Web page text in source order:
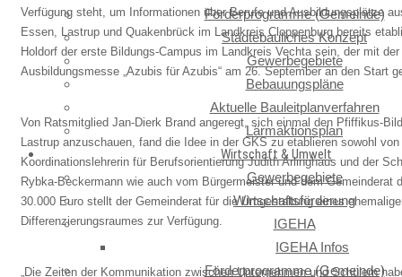
Förderprogramme (Gemeinde)
Städtebauliches Konzept
Gewerbegebiete
Bebauungspläne
Aktuelle Bauleitplanverfahren
Lärmaktionsplan
Wirtschaft & Umwelt
Gewerbegebiete
Wirtschaftsförderung
IGEHA
IGEHA Infos
Förderprogramme (Gemeinde)
Verfügung steht, um Informationen über Berufe und Ausbildungsplätze
Essen, Lastrup und Quakenbrück im Landkreis Cloppenburg bereits
Holdorf der erste Bildungs-Campus im Landkreis Vechta sein, der mit
Ausbildungsmesse „Azubis für Azubis“ am 26. September an den Start
Von Ratsmitglied Jan-Dierk Brand angeregt, sich einmal den Pfiffikus-
Lastrup anzuschauen, fand die Idee in der GKS zu etablieren sowohl von
Koordinationslehrerin für Berufsorientierung Judith Arlinghaus und der
Rybka-Beckermann wie auch vom Bürgermeister und dem Gemeinderat
30.000 Euro stellt der Gemeinderat für die Umgestaltung eines
Differenzierungsraumes zur Verfügung.
„Die Zeiten der Kommunikation zwischen Unternehmen und Schülern